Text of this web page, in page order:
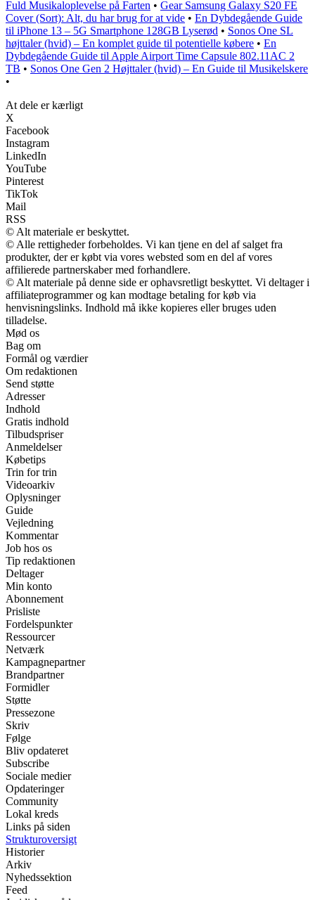
Fuld Musikaloplevelse på Farten • Gear Samsung Galaxy S20 FE
Cover (Sort): Alt, du har brug for at vide • En Dybdegående Guide
til iPhone 13 – 5G Smartphone 128GB Lyserød • Sonos One SL
højttaler (hvid) – En komplet guide til potentielle købere • En
Dybdegående Guide til Apple Airport Time Capsule 802.11AC 2
TB • Sonos One Gen 2 Højttaler (hvid) – En Guide til Musikelskere
•
At dele er kærligt
X
Facebook
Instagram
LinkedIn
YouTube
Pinterest
TikTok
Mail
RSS
© Alt materiale er beskyttet.
© Alle rettigheder forbeholdes. Vi kan tjene en del af salget fra
produkter, der er købt via vores websted som en del af vores
affilierede partnerskaber med forhandlere.
© Alt materiale på denne side er ophavsretligt beskyttet. Vi deltager i
affiliateprogrammer og kan modtage betaling for køb via
henvisningslinks. Indhold må ikke kopieres eller bruges uden
tilladelse.
Mød os
Bag om
Formål og værdier
Om redaktionen
Send støtte
Adresser
Indhold
Gratis indhold
Tilbudspriser
Anmeldelser
Købetips
Trin for trin
Videoarkiv
Oplysninger
Guide
Vejledning
Kommentar
Job hos os
Tip redaktionen
Deltager
Min konto
Abonnement
Prisliste
Fordelspunkter
Ressourcer
Netværk
Kampagnepartner
Brandpartner
Formidler
Støtte
Pressezone
Skriv
Følge
Bliv opdateret
Subscribe
Sociale medier
Opdateringer
Community
Lokal kreds
Links på siden
Strukturoversigt
Historier
Arkiv
Nyhedssektion
Feed